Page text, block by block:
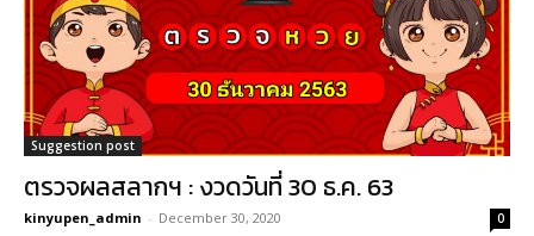
Suggestion post
ตรวจผลสลากฯ : งวดวันที่ 30 ธ.ค. 63
kinyupen_admin - December 30, 2020 0